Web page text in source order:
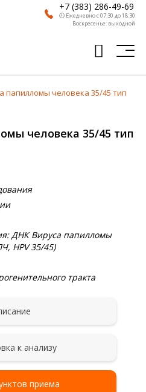
+7 (383) 286-49-69
🕗 Ежедневно с 07:30 до 18:30
Воскресенье: выходной
папилломы человека 35/45 тип
человека 35/45 тип
ДНК Вируса папилломы
HPV 35/45)
тракта
к анализу
приема